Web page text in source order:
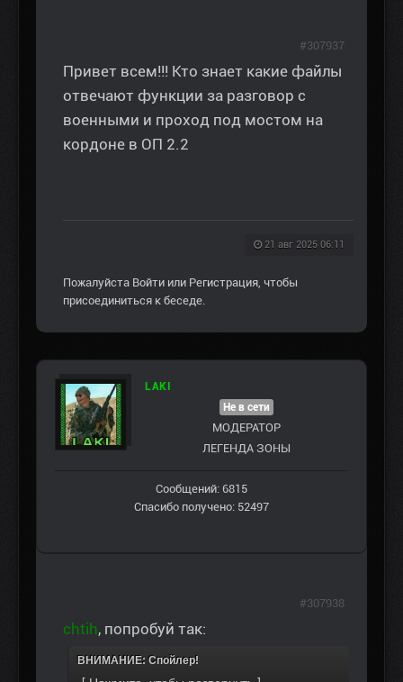
Привет всем!!! Кто знает какие файлы
отвечают функции за разговор с
военными и проход под мостом на
кордоне в ОП 2.2
21 авг 2025 06:11
#307937
Пожалуйста Войти или Регистрация, чтобы
присоединиться к беседе.
LAKI
Не в сети
МОДЕРАТОР
ЛЕГЕНДА ЗОНЫ
Сообщений: 6815
Спасибо получено: 52497
chtih, попробуй так:
ВНИМАНИЕ: Спойлер!
#307938